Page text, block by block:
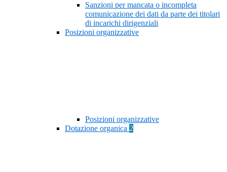
Sanzioni per mancata o incompleta
comunicazione dei dati da parte dei titolari
di incarichi dirigenziali
Posizioni organizzative
Posizioni organizzative
Dotazione organica 2